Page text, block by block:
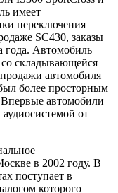
имеет
переключения
SC430, заказы
года. Автомобиль
со складывающейся
автомобиля
более просторным
автомобили
от
в 2002 году. В
поступает в
которого